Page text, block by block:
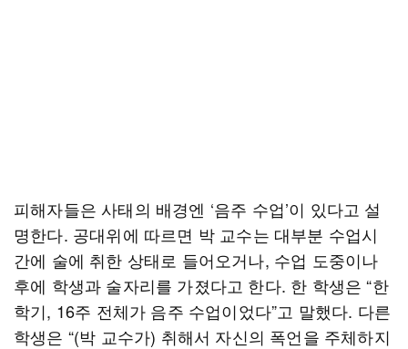
피해자들은 사태의 배경엔 ‘음주 수업’이 있다고 설
명한다. 공대위에 따르면 박 교수는 대부분 수업시
간에 술에 취한 상태로 들어오거나, 수업 도중이나
후에 학생과 술자리를 가졌다고 한다. 한 학생은 “한
학기, 16주 전체가 음주 수업이었다”고 말했다. 다른
학생은 “(박 교수가) 취해서 자신의 폭언을 주체하지